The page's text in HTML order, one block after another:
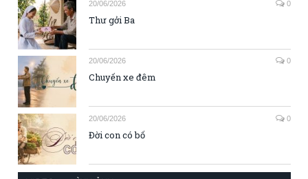
20/06/2026 0
Thư gởi Ba
20/06/2026 0
Chuyến xe đêm
20/06/2026 0
Đời con có bố